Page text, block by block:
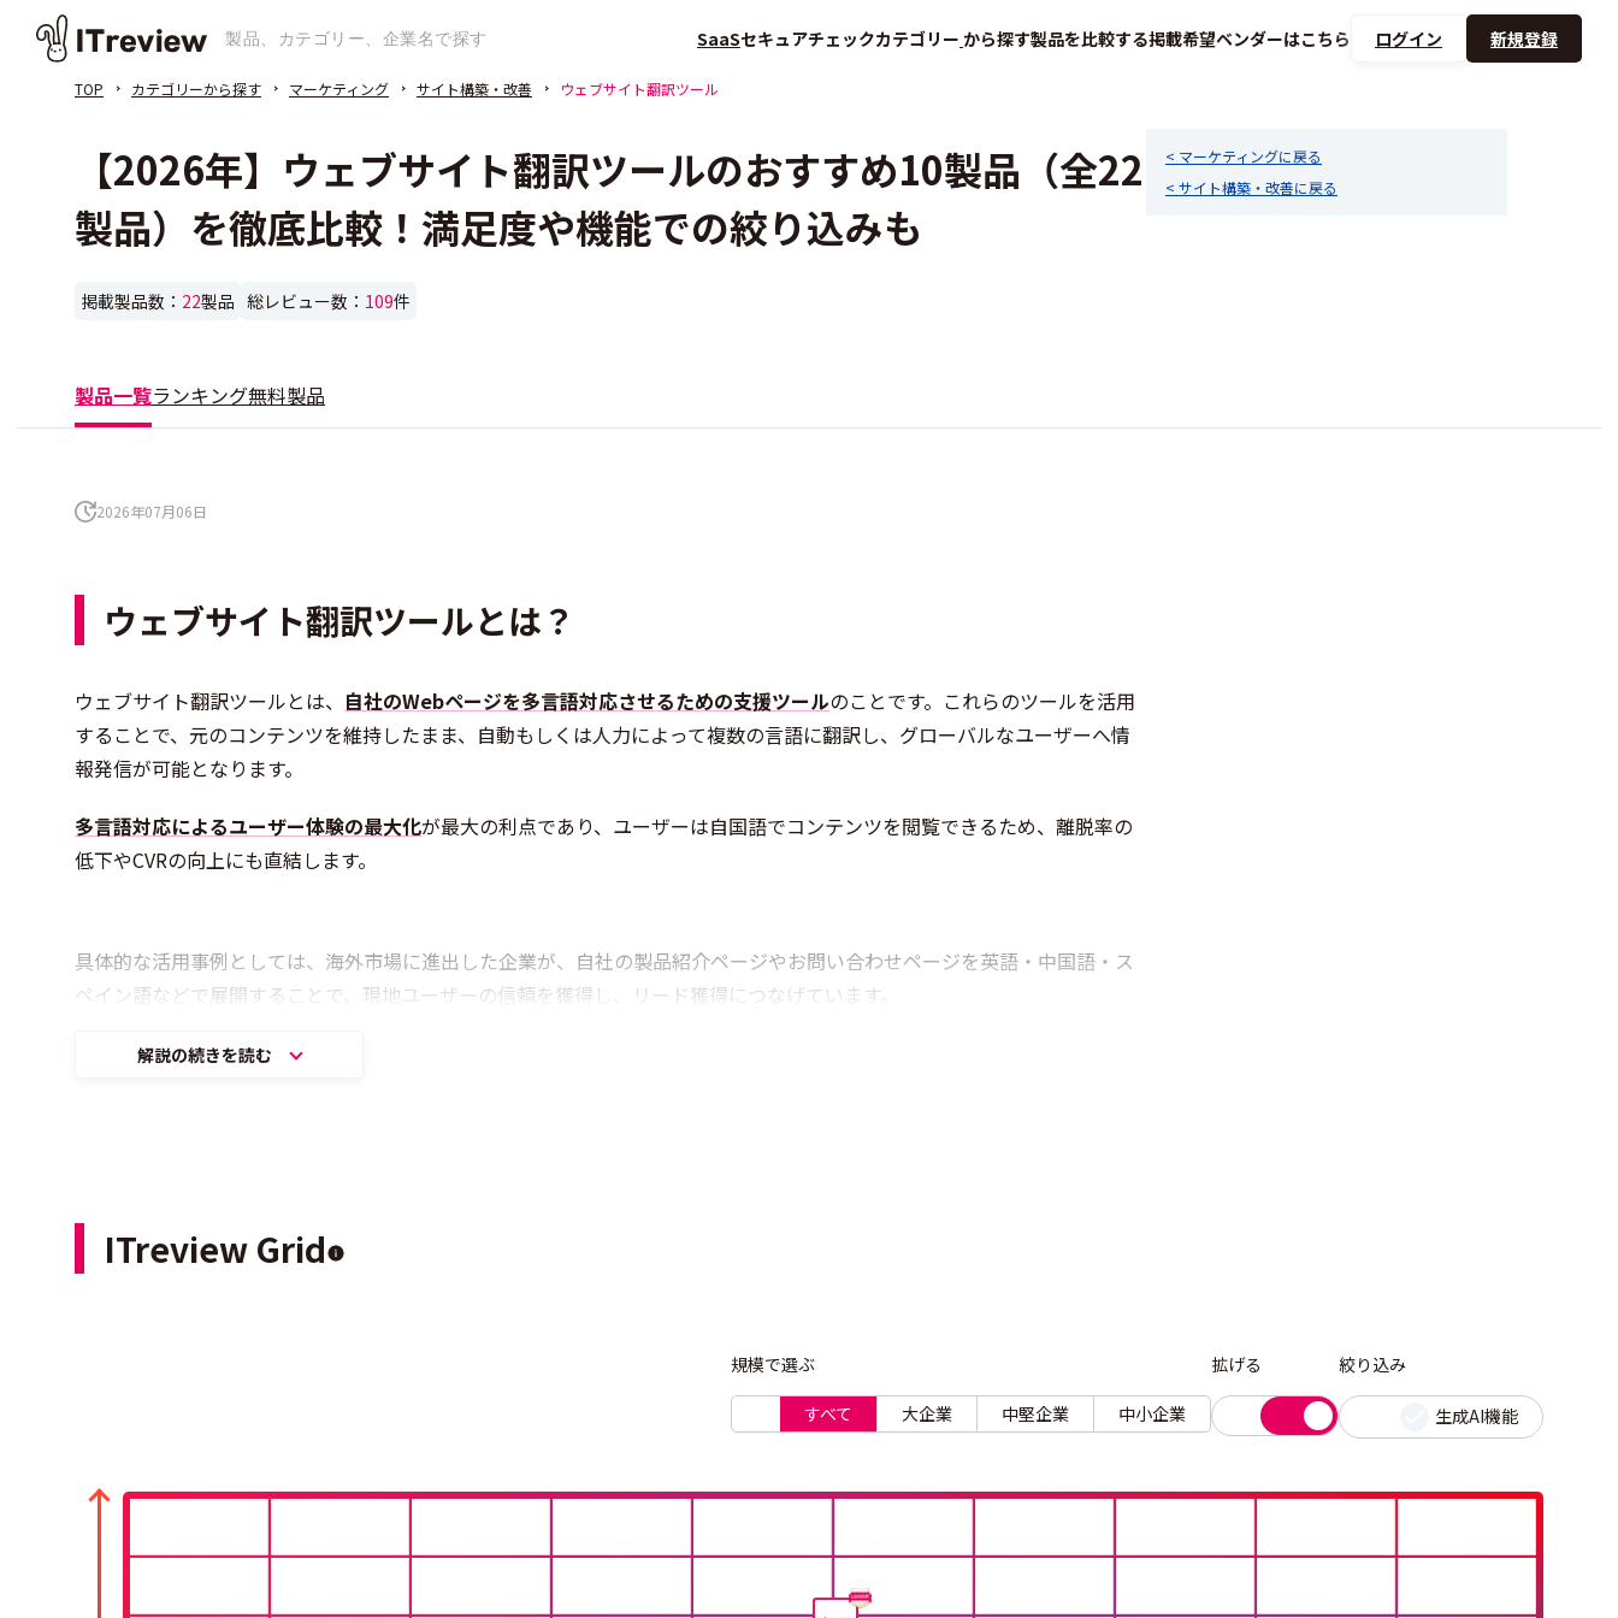
SaaSセキュアチェックカテゴリー から探す製品を比較する掲載希望ベンダーはこちら ログイン 新規登録
TOP カテゴリーから探す マーケティング サイト構築・改善 ウェブサイト翻訳ツール
【2026年】ウェブサイト翻訳ツールのおすすめ10製品（全22
製品）を徹底比較！満足度や機能での絞り込みも
掲載製品数： 22製品 総レビュー数： 109件
< マーケティングに戻る
< サイト構築・改善に戻る
製品一覧ランキング無料製品
2026年07月06日
ウェブサイト翻訳ツールとは？
ウェブサイト翻訳ツールとは、 自社のWebページを多言語対応させるための支援ツールのことです。これらのツールを活用
することで、元のコンテンツを維持したまま、自動もしくは人力によって複数の言語に翻訳し、グローバルなユーザーへ情
報発信が可能となります。
多言語対応によるユーザー体験の最大化が最大の利点であり、ユーザーは自国語でコンテンツを閲覧できるため、離脱率の
低下やCVRの向上にも直結します。
具体的な活用事例としては、海外市場に進出した企業が、自社の製品紹介ページやお問い合わせページを英語・中国語・ス
ペイン語などで展開することで、現地ユーザーの信頼を獲得し、リード獲得につなげています。
解説の続きを読む
ITreview Grid
規模で選ぶ
すべて 大企業 中堅企業 中小企業
拡げる 絞り込み
生成AI機能